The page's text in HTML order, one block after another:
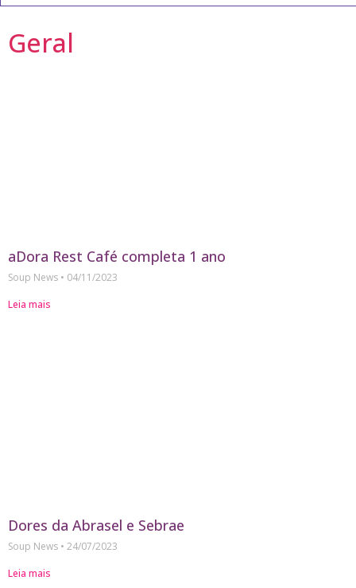
Geral
aDora Rest Café completa 1 ano
Soup News
04/11/2023
Leia mais
Dores da Abrasel e Sebrae
Soup News
24/07/2023
Leia mais